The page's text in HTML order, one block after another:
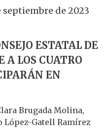
septiembre de 2023
ESTATAL DE
A LOS CUATRO
EN
Brugada Molina,
López-Gatell Ramírez